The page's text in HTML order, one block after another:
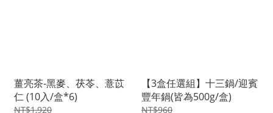
薑亮茶-黑麥、茯苓、薏苡
仁 (10入/盒*6)
NT$1,920
【3盒任選組】十三鍋/迎賓
豐年鍋(皆為500g/盒)
NT$960